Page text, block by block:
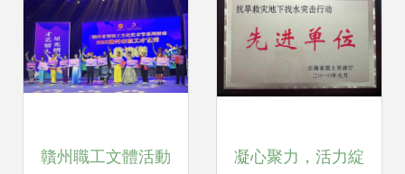
贛州職工文體活動 凝心聚力，活力綻